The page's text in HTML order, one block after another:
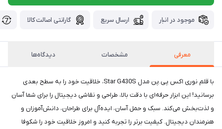
موجود در انبار ارسال سریع گارانتی اصالت کالا
معرفی مشخصات دیدگاه‌ها
با قلم نوری اکس پی.پن مدل Star G430S، خلاقیت خود را به سطح بعدی
برسانید! این ابزار حرفه‌ای با دقت بالا، طراحی و نقاشی دیجیتال را برای شما آسان
و لذت‌بخش می‌کند. سبک و حمل آسان، ایده‌آل برای طراحان، دانش‌آموزان و
هنرمندان دیجیتال. کیفیت برتر را تجربه کنید و امروز خلاقیت خود را شکوفا